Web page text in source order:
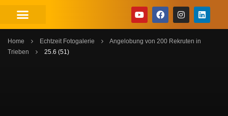
Home Echtzeit Fotogalerie
Angelobung von 200 Rekruten in
Trieben
25.6 (51)